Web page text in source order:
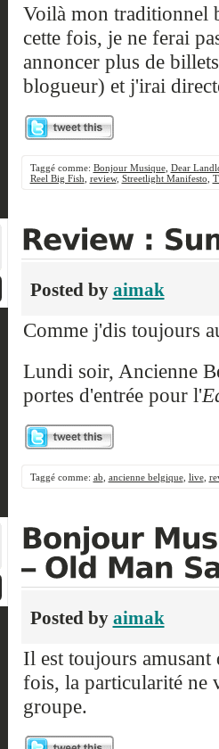
Voilà mon traditionnel
cette fois, je ne ferai
annoncer plus de
blogueur) et j'irai
Taggé comme: Bonjour Musique, Dear
Reel Big Fish review, Streetlight Manifesto
Posted by aimak
Comme j'dis toujours
Lundi soir, Ancienne
portes d'entrée pour l'
Taggé comme: ab, ancienne belgique, live,
Posted by aimak
Il est toujours
fois, la particularité ne
groupe.